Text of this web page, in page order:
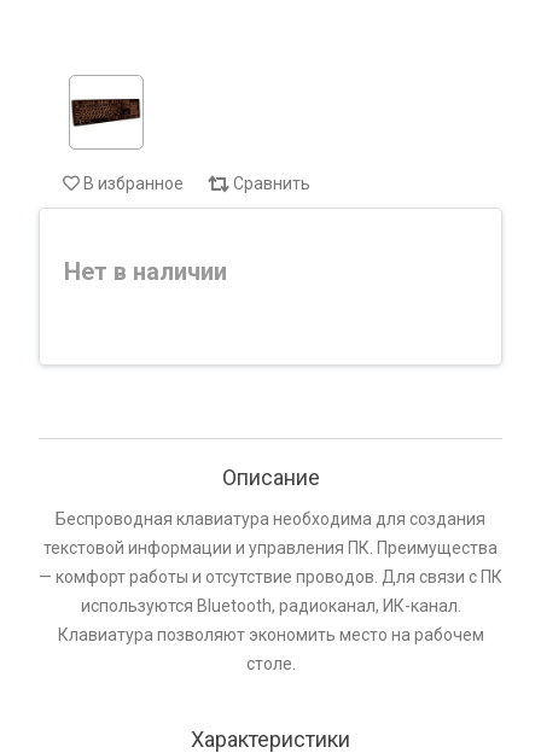
В избранное Сравнить
Нет в наличии
Описание
Беспроводная клавиатура необходима для создания
текстовой информации и управления ПК. Преимущества
— комфорт работы и отсутствие проводов. Для связи с ПК
используются Bluetooth, радиоканал, ИК-канал.
Клавиатура позволяют экономить место на рабочем
столе.
Характеристики